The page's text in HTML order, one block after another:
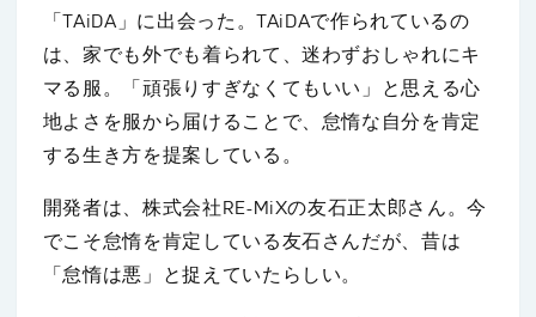
「TAiDA」に出会った。TAiDAで作られているの
は、家でも外でも着られて、迷わずおしゃれにキ
マる服。「頑張りすぎなくてもいい」と思える心
地よさを服から届けることで、怠惰な自分を肯定
する生き方を提案している。
開発者は、株式会社RE-MiXの友石正太郎さん。今
でこそ怠惰を肯定している友石さんだが、昔は
「怠惰は悪」と捉えていたらしい。